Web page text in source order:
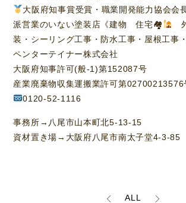
大阪府知事賞受賞・職業開発能力協会会
派営業のいない塗装店《建物 住宅🏘
装・シーリング工事・防水工事・屋根工事
ペンターテイナー株式会社
大阪府知事許可(般-1)第152087号
産業廃棄物収集運搬業許可第02700213576
0120-52-1116
事務所→八尾市山本町北5-13-15
資材置き場→大阪府八尾市南太子堂4-3-85
ALL